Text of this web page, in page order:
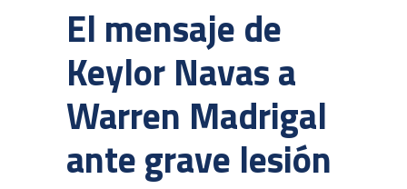
El mensaje de
Keylor Navas a
Warren Madrigal
ante grave lesión